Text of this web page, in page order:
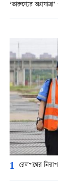
‘তারুণ্যের
1 রেলপথের